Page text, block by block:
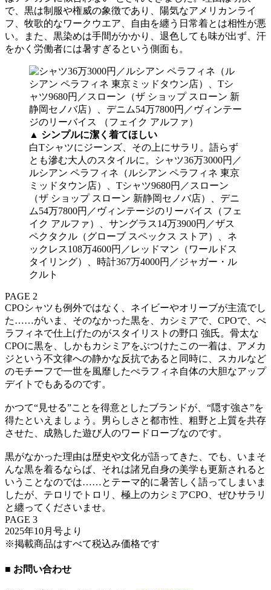
で、黒は制服や権威の象徴であり、陽気なアメリカンライ
フ、牧歌的なワークウエア、自由を纏う日常着とは相性が悪
い。また、黒染めは手間がかかり、退色しても味が出ず、汗
をかく労働者には暑すぎるという側面も。
▲ シンプルに潔く着てほしい
白Tシャツにジーンズ、その上にサラリ。語らず
とも滲む大人のスタイルに。シャツ36万3000円／
ルシアン ペラフィネ（ルシアン ペラフィネ 東京
ミッドタウン店）、Tシャツ9680円／スローン
（ザ ショップ スローン 新静岡セノバ店）、デニ
ム54万7800円／ヴィンテージのリーバイス（フェ
イク アルファ）、サングラス14万3900円／ザス
ペクタクル（グローブ スペックス ストア）、ネ
ックレス108万4600円／レッドマン（ワールドス
タイリング）、時計367万4000円／ジャガー・ル
クルト
PAGE 2
CPOシャツも例外ではなく、ネイビーやオリーブが主流でし
た……がいま、そのなかった黒を、カシミアで、CPOで、ぺ
ラフィネで仕上げたのがスタイリストの野口 強氏。骨太な
CPOに黒を、しかもカシミアをぶつけたこの一着は、アメカ
ジという不文律への静かな反抗であると同時に、スカルなど
のモチーフで一世を風靡したぺラフィネ自体の大胆なアップ
デイトでもあるのです。
かつて“見せる”ことを得意としたブランドが、“隠す強さ”を
得たといえましょう。男らしさと都市性、粗野と上質を共存
させた、成熟した遊び人のワードローブなのです。
黒がなかった理由は歴史や文化が語ってきた、でも、いまそ
んな黒を着るならば、それは諸兄自身の美学も更新されると
いうことなのでは……とテーマ的に暑苦しく語ってしまいま
したが、テロリでトロリ、極上のカシミアCPO、ぜひサラリ
と纏ってくださいませ。
PAGE 3
2025年10月号より
※掲載商品はすべて税込み価格です
■ お問い合わせ